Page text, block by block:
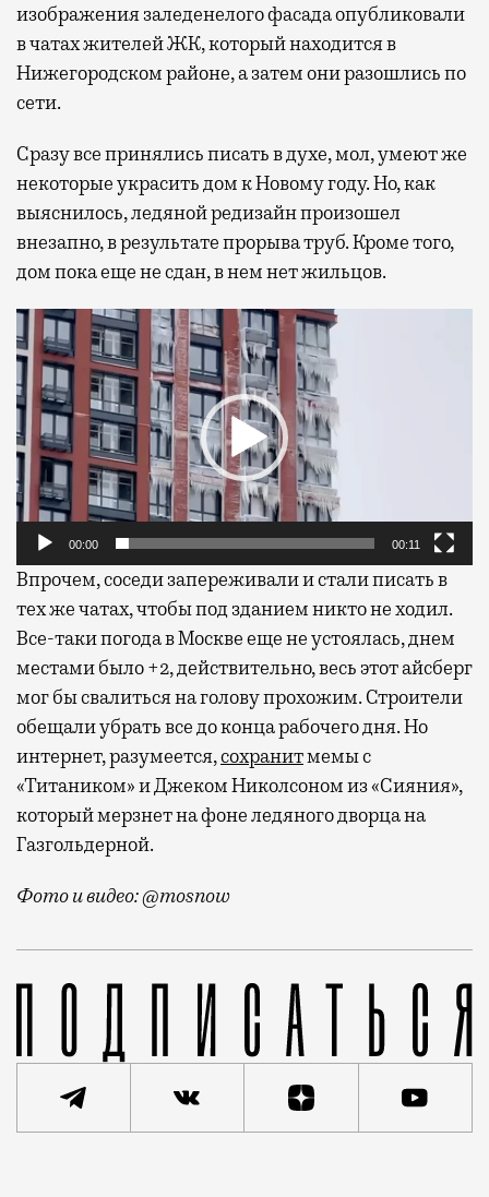
изображения заледенелого фасада опубликовали
в чатах жителей ЖК, который находится в
Нижегородском районе, а затем они разошлись по
сети.
Сразу все принялись писать в духе, мол, умеют же
некоторые украсить дом к Новому году. Но, как
выяснилось, ледяной редизайн произошел
внезапно, в результате прорыва труб. Кроме того,
дом пока еще не сдан, в нем нет жильцов.
Видеоплеер
00:00 00:11
Впрочем, соседи запереживали и стали писать в
тех же чатах, чтобы под зданием никто не ходил.
Все-таки погода в Москве еще не устоялась, днем
местами было +2, действительно, весь этот айсберг
мог бы свалиться на голову прохожим. Строители
обещали убрать все до конца рабочего дня. Но
интернет, разумеется,сохранитмемы с
«Титаником» и Джеком Николсоном из «Сияния»,
который мерзнет на фоне ледяного дворца на
Газгольдерной.
Фото и видео: @mosnow
Похоже, что Москва сегодня превратилась в